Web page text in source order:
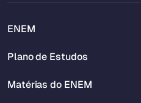
ENEM
Plano de Estudos
Matérias do ENEM